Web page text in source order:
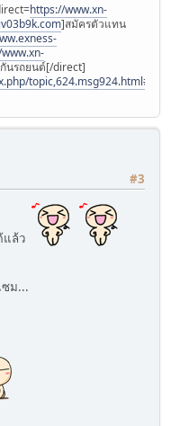
https://www.xn-
]สมัครตัวแทน
นรถยนต์[/direct]
#3
แล้ว
ม...